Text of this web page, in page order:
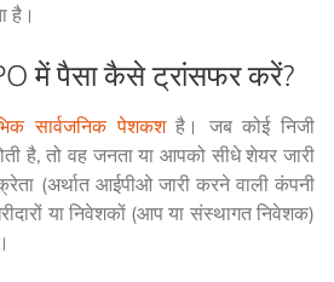
है।
में पैसा कैसे ट्रांसफर करें?
सार्वजनिक पेशकश है। जब कोई निजी
है, तो वह जनता या आपको सीधे शेयर जारी
(अर्थात आईपीओ जारी करने वाली कंपनी
या निवेशकों (आप या संस्थागत निवेशक)